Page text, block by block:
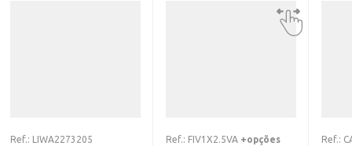
Ref.:
LIWA2273205
Ref.: FIV1X2.5VA +opções
Ref.: